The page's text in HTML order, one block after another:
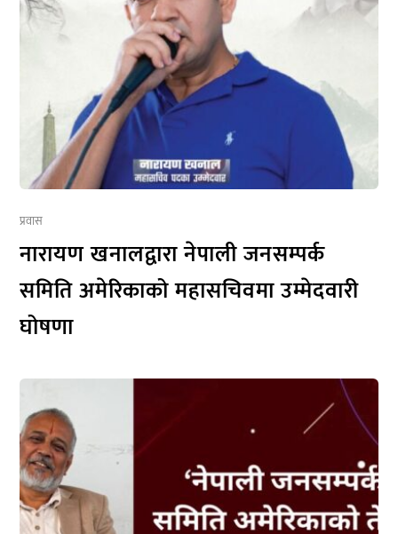
प्रवास
नारायण खनालद्वारा नेपाली जनसम्पर्क
समिति अमेरिकाको महासचिवमा उम्मेदवारी
घोषणा